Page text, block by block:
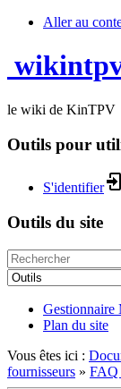
Aller au
le wiki de KinTPV
Outils pour
S'identifier
Outils du site
Gestionnaire
Plan du site
Vous êtes ici :
fournisseurs » FAQ